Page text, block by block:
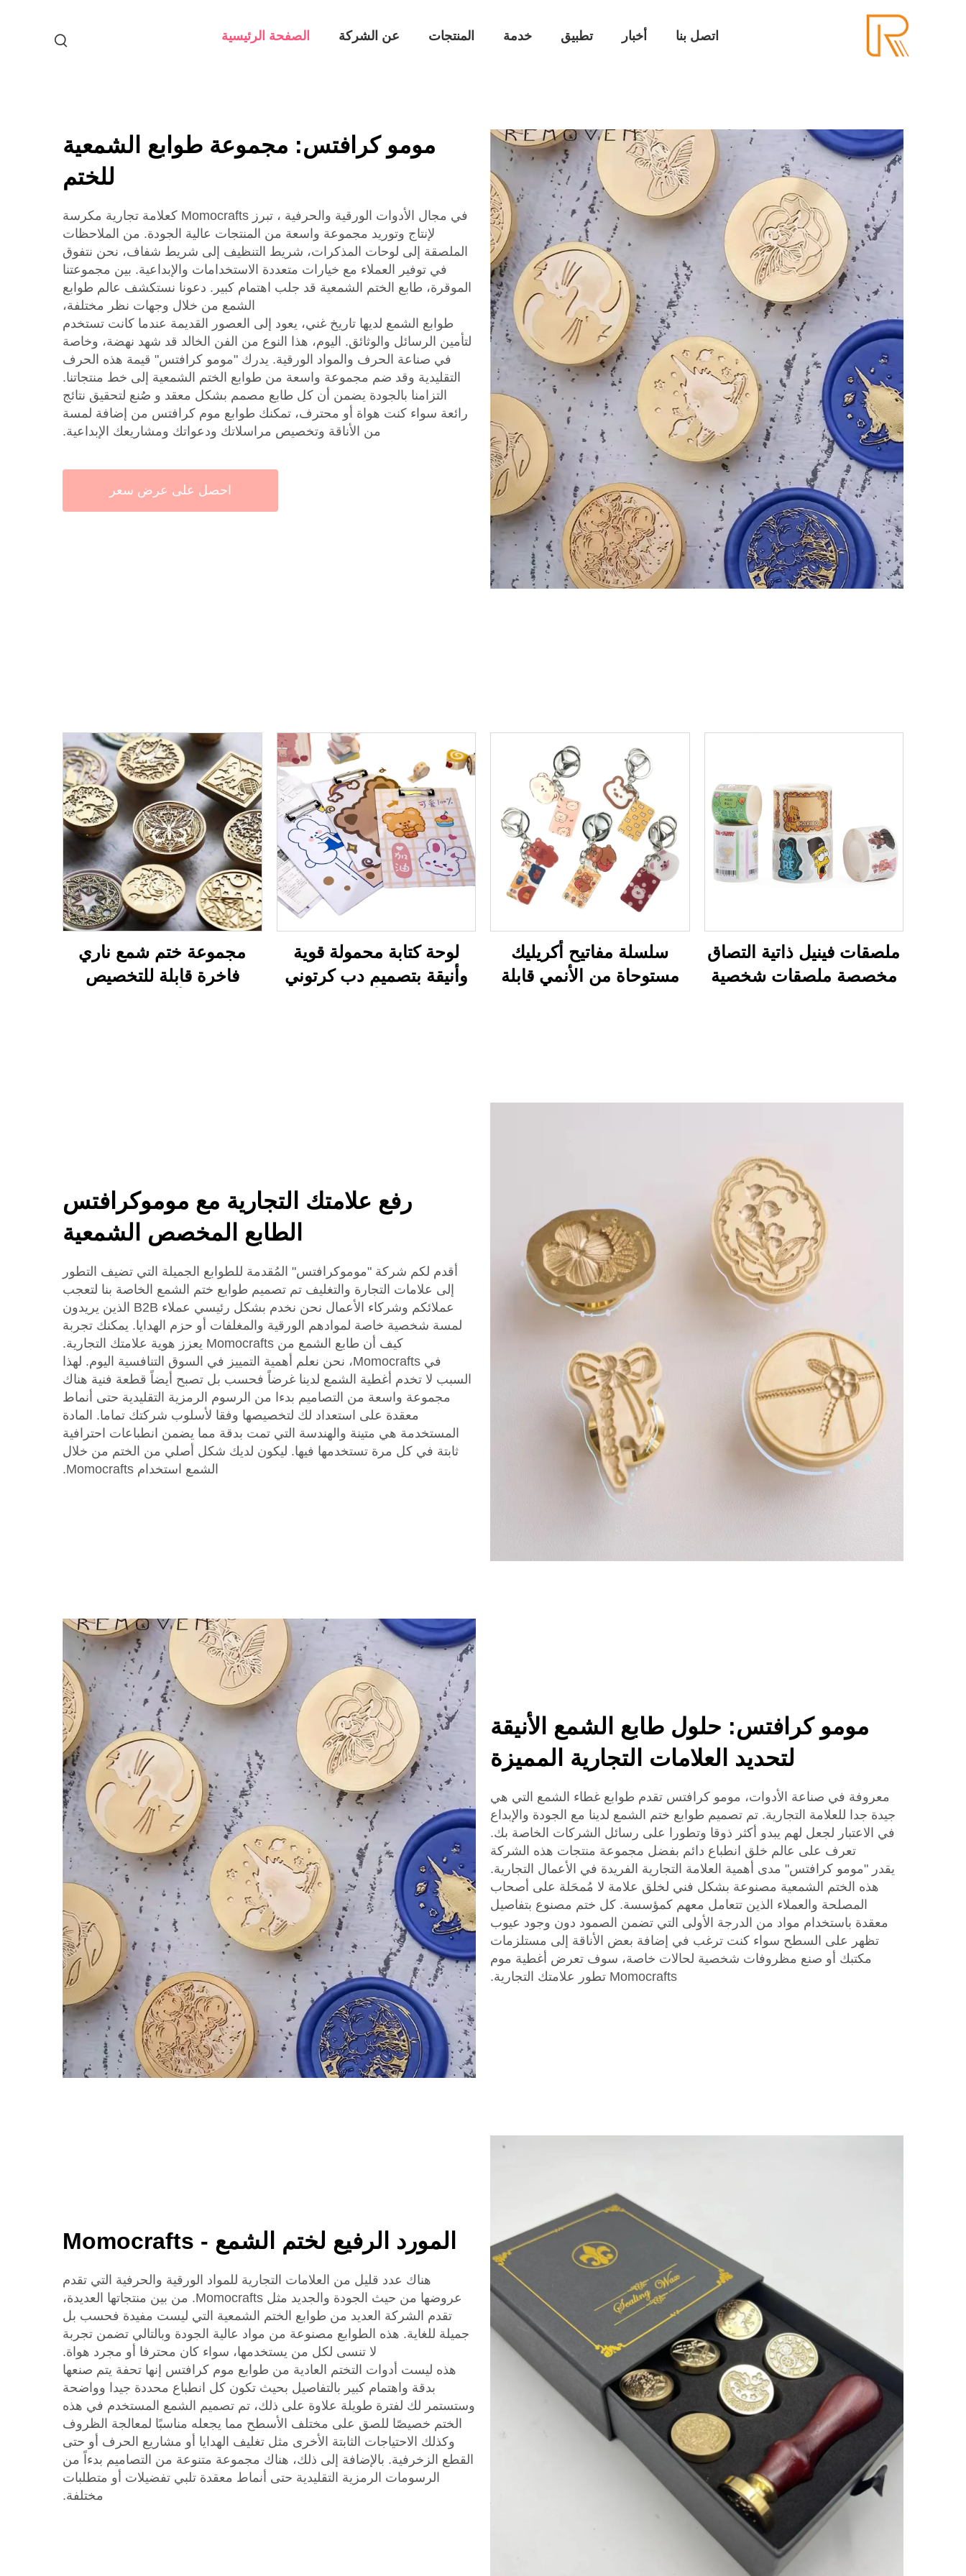
الصفحة الرئيسية عن الشركة المنتجات خدمة تطبيق أخبار اتصل بنا
مومو كرافتس: مجموعة طوابع الشمعية
للختم
في مجال الأدوات الورقية والحرفية ، تبرز Momocrafts كعلامة تجارية مكرسة
لإنتاج وتوريد مجموعة واسعة من المنتجات عالية الجودة. من الملاحظات
الملصقة إلى لوحات المذكرات، شريط التنظيف إلى شريط شفاف، نحن نتفوق
في توفير العملاء مع خيارات متعددة الاستخدامات والإبداعية. بين مجموعتنا
الموقرة، طابع الختم الشمعية قد جلب اهتمام كبير. دعونا نستكشف عالم طوابع
الشمع من خلال وجهات نظر مختلفة،
طوابع الشمع لديها تاريخ غني، يعود إلى العصور القديمة عندما كانت تستخدم
لتأمين الرسائل والوثائق. اليوم، هذا النوع من الفن الخالد قد شهد نهضة، وخاصة
في صناعة الحرف والمواد الورقية. يدرك "مومو كرافتس" قيمة هذه الحرف
التقليدية وقد ضم مجموعة واسعة من طوابع الختم الشمعية إلى خط منتجاتنا.
التزامنا بالجودة يضمن أن كل طابع مصمم بشكل معقد و صُنع لتحقيق نتائج
رائعة سواء كنت هواة أو محترف، تمكنك طوابع موم كرافتس من إضافة لمسة
من الأناقة وتخصيص مراسلاتك ودعواتك ومشاريعك الإبداعية.
احصل على عرض سعر
ملصقات فينيل ذاتية التصاق
مخصصة ملصقات شخصية
سلسلة مفاتيح أكريليك
مستوحاة من الأنمي قابلة
لوحة كتابة محمولة قوية
وأنيقة بتصميم دب كرتوني
مجموعة ختم شمع ناري
فاخرة قابلة للتخصيص
رفع علامتك التجارية مع موموكرافتس
الطابع المخصص الشمعية
أقدم لكم شركة "موموكرافتس" المُقدمة للطوابع الجميلة التي تضيف التطور
إلى علامات التجارة والتغليف تم تصميم طوابع ختم الشمع الخاصة بنا لتعجب
عملائكم وشركاء الأعمال نحن نخدم بشكل رئيسي عملاء B2B الذين يريدون
لمسة شخصية خاصة لموادهم الورقية والمغلفات أو حزم الهدايا. يمكنك تجربة
كيف أن طابع الشمع من Momocrafts يعزز هوية علامتك التجارية.
في Momocrafts، نحن نعلم أهمية التمييز في السوق التنافسية اليوم. لهذا
السبب لا تخدم أغطية الشمع لدينا غرضاً فحسب بل تصبح أيضاً قطعة فنية هناك
مجموعة واسعة من التصاميم بدءا من الرسوم الرمزية التقليدية حتى أنماط
معقدة على استعداد لك لتخصيصها وفقا لأسلوب شركتك تماما. المادة
المستخدمة هي متينة والهندسة التي تمت بدقة مما يضمن انطباعات احترافية
ثابتة في كل مرة تستخدمها فيها. ليكون لديك شكل أصلي من الختم من خلال
الشمع استخدام Momocrafts.
مومو كرافتس: حلول طابع الشمع الأنيقة
لتحديد العلامات التجارية المميزة
معروفة في صناعة الأدوات، مومو كرافتس تقدم طوابع غطاء الشمع التي هي
جيدة جدا للعلامة التجارية. تم تصميم طوابع ختم الشمع لدينا مع الجودة والإبداع
في الاعتبار لجعل لهم يبدو أكثر ذوقا وتطورا على رسائل الشركات الخاصة بك.
تعرف على عالم خلق انطباع دائم بفضل مجموعة منتجات هذه الشركة
يقدر "مومو كرافتس" مدى أهمية العلامة التجارية الفريدة في الأعمال التجارية.
هذه الختم الشمعية مصنوعة بشكل فني لخلق علامة لا مُمحَلة على أصحاب
المصلحة والعملاء الذين تتعامل معهم كمؤسسة. كل ختم مصنوع بتفاصيل
معقدة باستخدام مواد من الدرجة الأولى التي تضمن الصمود دون وجود عيوب
تظهر على السطح سواء كنت ترغب في إضافة بعض الأناقة إلى مستلزمات
مكتبك أو صنع مظروفات شخصية لحالات خاصة، سوف تعرض أغطية موم
Momocrafts تطور علامتك التجارية.
المورد الرفيع لختم الشمع - Momocrafts
هناك عدد قليل من العلامات التجارية للمواد الورقية والحرفية التي تقدم
عروضها من حيث الجودة والجديد مثل Momocrafts. من بين منتجاتها العديدة،
تقدم الشركة العديد من طوابع الختم الشمعية التي ليست مفيدة فحسب بل
جميلة للغاية. هذه الطوابع مصنوعة من مواد عالية الجودة وبالتالي تضمن تجربة
لا تنسى لكل من يستخدمها، سواء كان محترفا أو مجرد هواة.
هذه ليست أدوات التختم العادية من طوابع موم كرافتس إنها تحفة يتم صنعها
بدقة واهتمام كبير بالتفاصيل بحيث تكون كل انطباع محددة جيدا وواضحة
وستستمر لك لفترة طويلة علاوة على ذلك، تم تصميم الشمع المستخدم في هذه
الختم خصيصًا للصق على مختلف الأسطح مما يجعله مناسبًا لمعالجة الظروف
وكذلك الاحتياجات الثابتة الأخرى مثل تغليف الهدايا أو مشاريع الحرف أو حتى
القطع الزخرفية. بالإضافة إلى ذلك، هناك مجموعة متنوعة من التصاميم بدءاً من
الرسومات الرمزية التقليدية حتى أنماط معقدة تلبي تفضيلات أو متطلبات
مختلفة.